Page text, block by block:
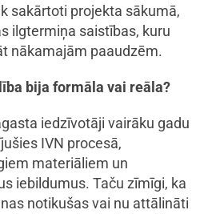
sakārtoti projekta sākumā,
ilgtermiņa saistības, kuru
nākamajām paaudzēm.
bija formāla vai reāla?
iedzīvotāji vairāku gadu
IVN procesā,
materiāliem un
iebildumus. Taču zīmīgi, ka
notikušas vai nu attālināti